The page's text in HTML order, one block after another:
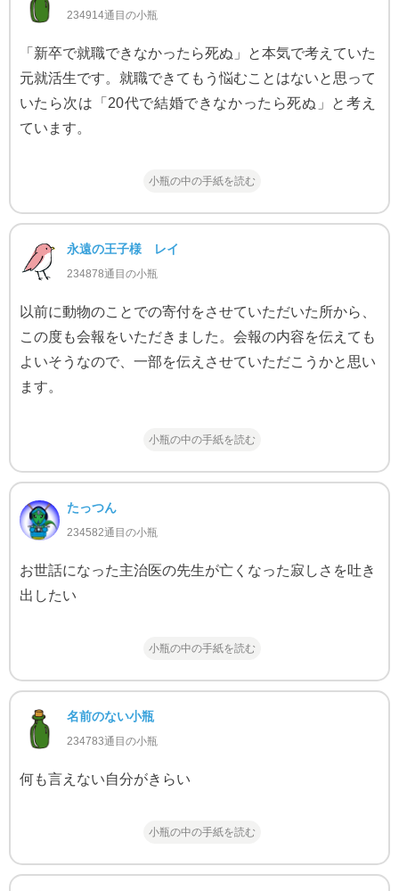
234914通目の小瓶
「新卒で就職できなかったら死ぬ」と本気で考えていた
元就活生です。就職できてもう悩むことはないと思って
いたら次は「20代で結婚できなかったら死ぬ」と考え
ています。
小瓶の中の手紙を読む
永遠の王子様 レイ
234878通目の小瓶
以前に動物のことでの寄付をさせていただいた所から、
この度も会報をいただきました。会報の内容を伝えても
よいそうなので、一部を伝えさせていただこうかと思い
ます。
小瓶の中の手紙を読む
たっつん
234582通目の小瓶
お世話になった主治医の先生が亡くなった寂しさを吐き
出したい
小瓶の中の手紙を読む
名前のない小瓶
234783通目の小瓶
何も言えない自分がきらい
小瓶の中の手紙を読む